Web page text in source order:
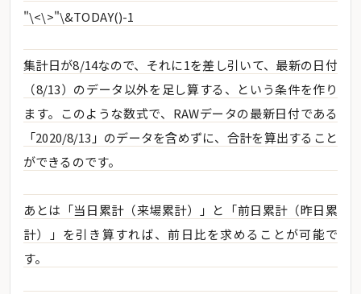
"\<\>"\&TODAY()-1
集計日が8/14なので、それに1を差し引いて、最新の日付
（8/13）のデータ以外を足し算する、という条件を作り
ます。このような数式で、RAWデータの最新日付である
「2020/8/13」のデータを含めずに、合計を算出すること
ができるのです。
あとは「当日累計（来場累計）」と「前日累計（昨日累
計）」を引き算すれば、前日比を求めることが可能で
す。